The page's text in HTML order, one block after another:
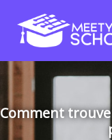
Comment